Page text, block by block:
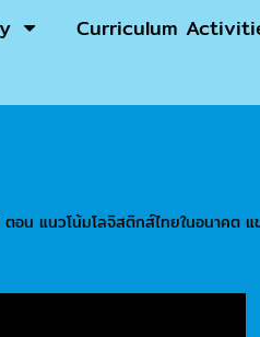
Curriculum
ตอน แนวโน้มโลจิสติกส์ไทยในอนาคต